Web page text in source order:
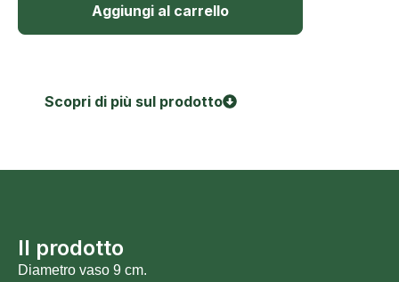
Aggiungi al carrello
Scopri di più sul prodotto
Il prodotto
Diametro vaso 9 cm.